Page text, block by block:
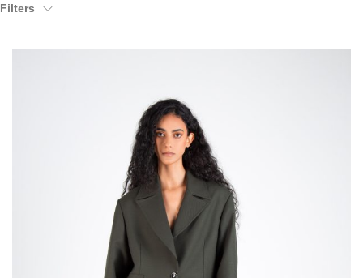
Filters